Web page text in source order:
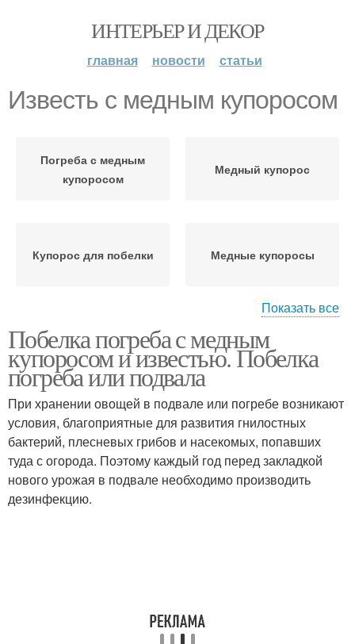
ИНТЕРЬЕР И ДЕКОР
главная новости статьи
Известь с медным купоросом
Погреба с медным
купоросом
Медный купорос
Купорос для побелки Медные купоросы
Известь с жидким
стеклом
Строительная известь
Показать все
Побелка погреба с медным
купоросом и известью. Побелка
погреба или подвала
При хранении овощей в подвале или погребе возникают
условия, благоприятные для развития гнилостных
бактерий, плесневых грибов и насекомых, попавших
туда с огорода. Поэтому каждый год перед закладкой
нового урожая в подвале необходимо производить
дезинфекцию.